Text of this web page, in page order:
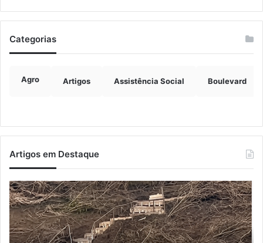
Categorias
Agro Artigos Assistência Social Boulevard
Artigos em Destaque
Turisvales
2026
recebe
1200
profissionais